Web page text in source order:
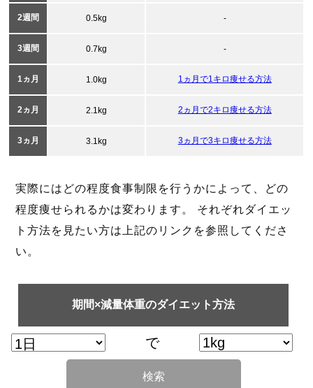
2週間 0.5kg -
3週間 0.7kg -
1ヵ月 1.0kg 1ヵ月で1キロ痩せる方法
2ヵ月 2.1kg 2ヵ月で2キロ痩せる方法
3ヵ月 3.1kg 3ヵ月で3キロ痩せる方法
実際にはどの程度食事制限を行うかによって、どの
程度痩せられるかは変わります。 それぞれダイエッ
ト方法を見たい方は上記のリンクを参照してくださ
い。
期間×減量体重のダイエット方法
で
検索